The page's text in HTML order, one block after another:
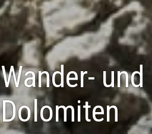
Wander-
Dolomiten